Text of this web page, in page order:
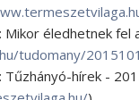
Mikor éledhetnek
tudomany/
Tűzhányó-hírek -